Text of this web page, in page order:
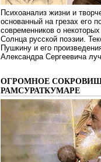
Психоанализ жизни и
основанный на грезах его
современников о
Солнца русской поэзии.
Пушкину и его
Александра Сергеевича
ОГРОМНОЕ
РАМСУРАТКУМАРЕ